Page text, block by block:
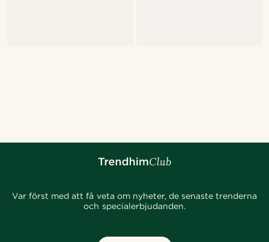
Var först med att få veta om nyheter, de senaste trenderna
och specialerbjudanden.